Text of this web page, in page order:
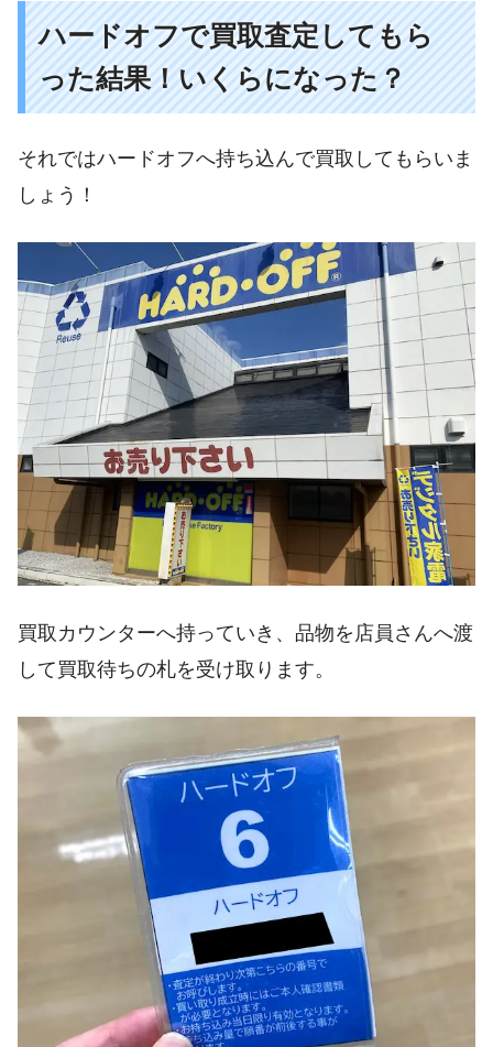
ハードオフで買取査定してもら
った結果！いくらになった？
それではハードオフへ持ち込んで買取してもらいま
しょう！
買取カウンターへ持っていき、品物を店員さんへ渡
して買取待ちの札を受け取ります。